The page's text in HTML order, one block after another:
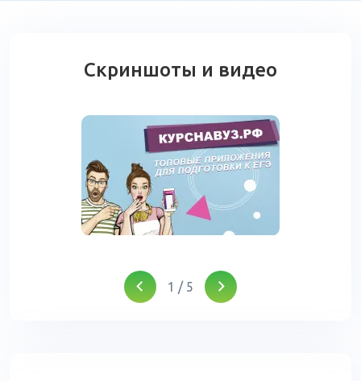
Скриншоты и видео
1 / 5